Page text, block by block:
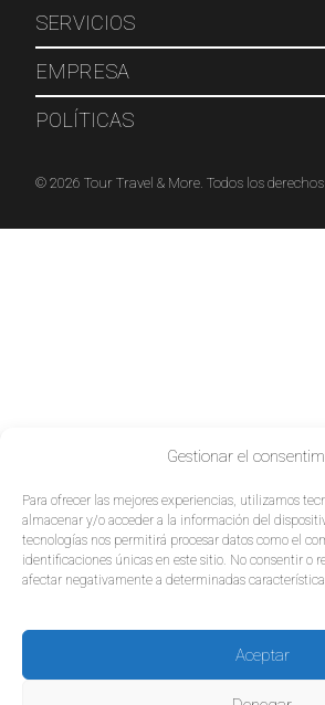
Gestionar el
Para ofrecer las mejores experiencias, utilizamos
almacenar y/o acceder a la información del
tecnologías nos permitirá procesar datos como el
identificaciones únicas en este sitio. No consentir o
afectar negativamente a determinadas
Aceptar
SERVICIOS
EMPRESA
POLÍTICAS
© 2026 Tour Travel & More. Todos los